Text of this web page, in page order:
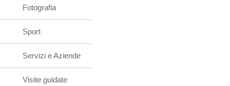
Fotografia
Sport
Servizi e Aziende
Visite guidate